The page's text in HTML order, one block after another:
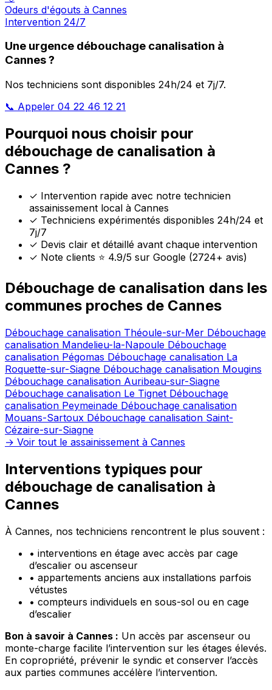
Odeurs d'égouts à Cannes
Intervention 24/7
Une urgence débouchage canalisation à
Cannes ?
Nos techniciens sont disponibles 24h/24 et 7j/7.
📞 Appeler 04 22 46 12 21
Pourquoi nous choisir pour
débouchage de canalisation à
Cannes ?
✓ Intervention rapide avec notre technicien
assainissement local à Cannes
✓ Techniciens expérimentés disponibles 24h/24 et
7j/7
✓ Devis clair et détaillé avant chaque intervention
✓ Note clients ⭐ 4.9/5 sur Google (2724+ avis)
Débouchage de canalisation dans les
communes proches de Cannes
Débouchage canalisation Théoule-sur-Mer Débouchage
canalisation Mandelieu-la-Napoule Débouchage
canalisation Pégomas Débouchage canalisation La
Roquette-sur-Siagne Débouchage canalisation Mougins
Débouchage canalisation Auribeau-sur-Siagne
Débouchage canalisation Le Tignet Débouchage
canalisation Peymeinade Débouchage canalisation
Mouans-Sartoux Débouchage canalisation Saint-
Cézaire-sur-Siagne
→ Voir tout le assainissement à Cannes
Interventions typiques pour
débouchage de canalisation à
Cannes
À Cannes, nos techniciens rencontrent le plus souvent :
• interventions en étage avec accès par cage
d’escalier ou ascenseur
• appartements anciens aux installations parfois
vétustes
• compteurs individuels en sous-sol ou en cage
d’escalier
Bon à savoir à Cannes : Un accès par ascenseur ou
monte-charge facilite l’intervention sur les étages élevés.
En copropriété, prévenir le syndic et conserver l’accès
aux parties communes accélère l’intervention.